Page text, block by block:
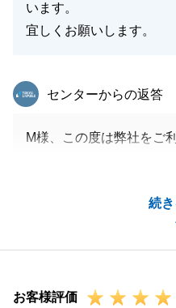
います。
宜しくお願いします。
続
東急リバブル
センターからの返答
M様、この度は弊社をご
ご購入ができたこと、私
また、物件探しからご契
ました。
お客様評価